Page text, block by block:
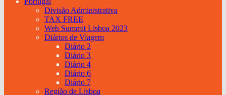
Divisão Administrativa
TAX FREE
Web Summit Lisboa 2023
Diários de Viagem
Diário 2
Diário 3
Diário 4
Diário 6
Diário 7
Região de Lisboa